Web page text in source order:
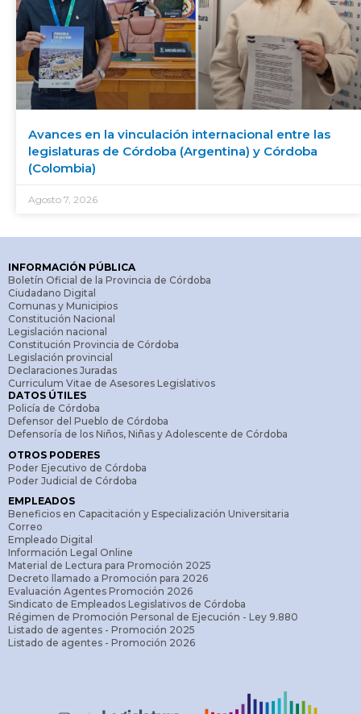
Avances en la vinculación internacional entre las
legislaturas de Córdoba (Argentina) y Córdoba
(Colombia)
Agosto 7, 2026
INFORMACIÓN PÚBLICA
Boletín Oficial de la Provincia de Córdoba
Ciudadano Digital
Comunas y Municipios
Constitución Nacional
Legislación nacional
Constitución Provincia de Córdoba
Legislación provincial
Declaraciones Juradas
Curriculum Vitae de Asesores Legislativos
DATOS ÚTILES
Policía de Córdoba
Defensor del Pueblo de Córdoba
Defensoría de los Niños, Niñas y Adolescente de Córdoba
OTROS PODERES
Poder Ejecutivo de Córdoba
Poder Judicial de Córdoba
EMPLEADOS
Beneficios en Capacitación y Especialización Universitaria
Correo
Empleado Digital
Información Legal Online
Material de Lectura para Promoción 2025
Decreto llamado a Promoción para 2026
Evaluación Agentes Promoción 2026
Sindicato de Empleados Legislativos de Córdoba
Régimen de Promoción Personal de Ejecución - Ley 9.880
Listado de agentes - Promoción 2025
Listado de agentes - Promoción 2026